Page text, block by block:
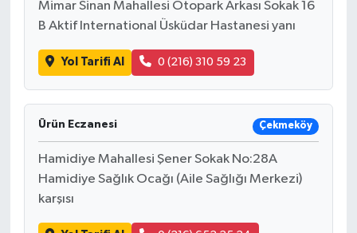
Mimar Sinan Mahallesi Otopark Arkası Sokak 16
B Aktif International Üsküdar Hastanesi yanı
Yol Tarifi Al 0 (216) 310 59 23
Ürün Eczanesi Çekmeköy
Hamidiye Mahallesi Şener Sokak No:28A
Hamidiye Sağlık Ocağı (Aile Sağlığı Merkezi)
karşısı